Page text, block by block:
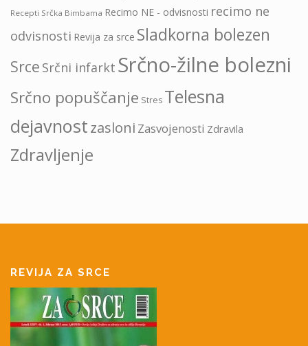
Recepti Srčka Bimbama Recimo NE - odvisnosti recimo ne
odvisnosti Revija za srce Sladkorna bolezen
Srce Srčni infarkt Srčno-žilne bolezni
Srčno popuščanje Stres Telesna
dejavnostzasloni Zasvojenosti Zdravila
Zdravljenje
REVIJA ZA SRCE